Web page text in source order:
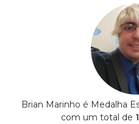
Brian Marinho é Medalha
com um total de